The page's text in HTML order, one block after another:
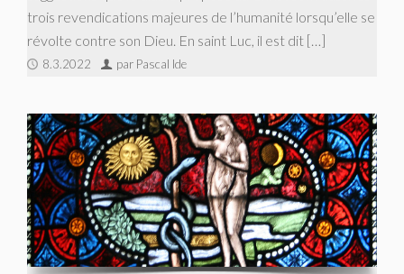
trois revendications majeures de l’humanité lorsqu’elle se
révolte contre son Dieu. En saint Luc, il est dit […]
8.3.2022 par Pascal Ide